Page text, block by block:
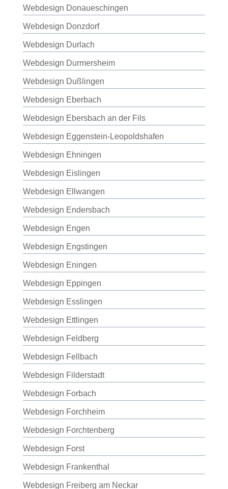
Webdesign Donaueschingen
Webdesign Donzdorf
Webdesign Durlach
Webdesign Durmersheim
Webdesign Dußlingen
Webdesign Eberbach
Webdesign Ebersbach an der Fils
Webdesign Eggenstein-Leopoldshafen
Webdesign Ehningen
Webdesign Eislingen
Webdesign Ellwangen
Webdesign Endersbach
Webdesign Engen
Webdesign Engstingen
Webdesign Eningen
Webdesign Eppingen
Webdesign Esslingen
Webdesign Ettlingen
Webdesign Feldberg
Webdesign Fellbach
Webdesign Filderstadt
Webdesign Forbach
Webdesign Forchheim
Webdesign Forchtenberg
Webdesign Forst
Webdesign Frankenthal
Webdesign Freiberg am Neckar